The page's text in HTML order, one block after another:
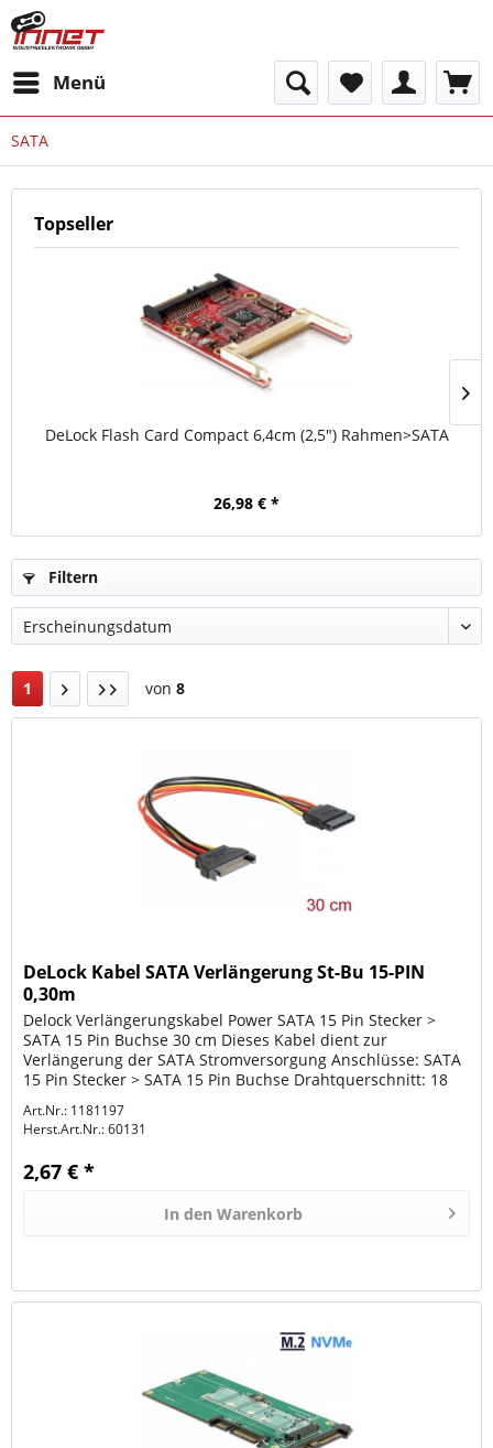
Menü
SATA
Topseller
DeLock Flash Card Compact 6,4cm (2,5") Rahmen>SATA
26,98 € *
Filtern
1 von 8
DeLock Kabel SATA Verlängerung St-Bu 15-PIN
0,30m
Delock Verlängerungskabel Power SATA 15 Pin Stecker >
SATA 15 Pin Buchse 30 cm Dieses Kabel dient zur
Verlängerung der SATA Stromversorgung Anschlüsse: SATA
15 Pin Stecker > SATA 15 Pin Buchse Drahtquerschnitt: 18
Art.Nr.: 1181197
Herst.Art.Nr.:60131
2,67 € *
In den Warenkorb